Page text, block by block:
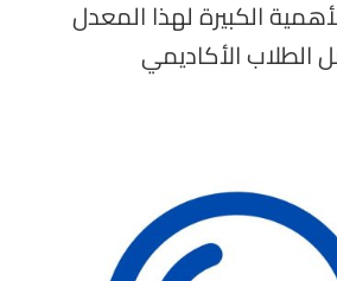
الكبيرة لهذا المعدل
الأكاديمي